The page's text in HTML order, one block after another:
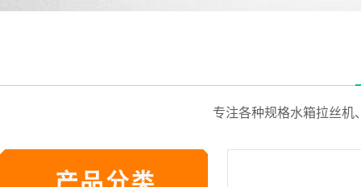
专注各种规格水箱拉丝机